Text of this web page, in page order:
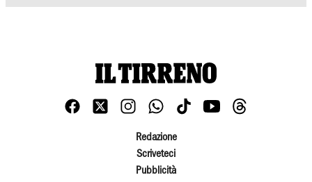
Redazione
Scriveteci
Pubblicità